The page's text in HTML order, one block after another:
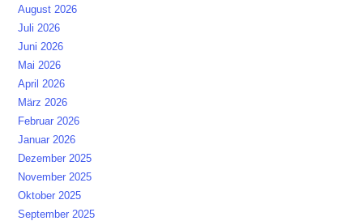
August 2026
Juli 2026
Juni 2026
Mai 2026
April 2026
März 2026
Februar 2026
Januar 2026
Dezember 2025
November 2025
Oktober 2025
September 2025